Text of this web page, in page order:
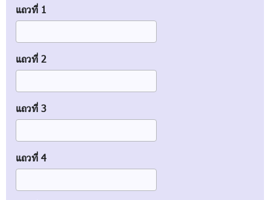
แถวที่ 1
แถวที่ 2
แถวที่ 3
แถวที่ 4